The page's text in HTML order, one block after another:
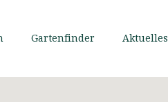
Gartenfinder Aktuelles